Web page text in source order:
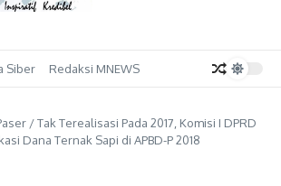
Siber Redaksi MNEWS
/Tak Terealisasi Pada 2017, Komisi I DPRD
Dana Ternak Sapi di APBD-P 2018